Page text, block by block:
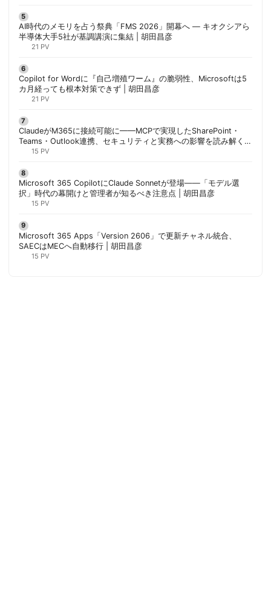
AI時代のメモリを占う祭典「FMS 2026」開幕へ ― キオクシアら
半導体大手5社が基調講演に集結 | 胡田昌彦
21 PV
Copilot for Wordに『自己増殖ワーム』の脆弱性、Microsoftは5
カ月経っても根本対策できず | 胡田昌彦
21 PV
ClaudeがM365に接続可能に——MCPで実現したSharePoint・
Teams・Outlook連携、セキュリティと実務への影響を読み解く |
胡田昌彦
15 PV
Microsoft 365 CopilotにClaude Sonnetが登場——「モデル選
択」時代の幕開けと管理者が知るべき注意点 | 胡田昌彦
15 PV
Microsoft 365 Apps「Version 2606」で更新チャネル統合、
SAECはMECへ自動移行 | 胡田昌彦
15 PV